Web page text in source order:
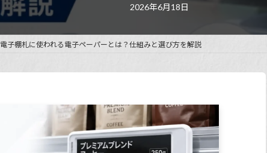
最
日
時
2026年6月18日
電子棚札に使われる電子ペーパーとは？仕組みと選び方を解説